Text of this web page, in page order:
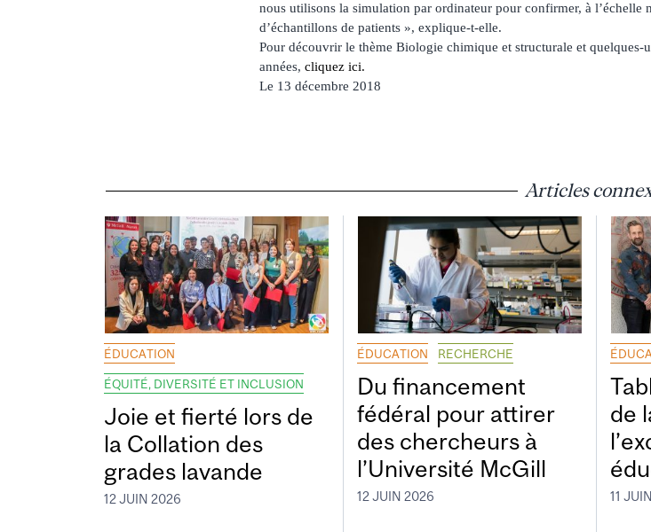
nous utilisons la simulation par ordinateur pour confirmer, à l’échelle
d’échantillons de patients », explique-t-elle.
Pour découvrir le thème Biologie chimique et structurale et quelques-
années, cliquez ici.
Le 13 décembre 2018
Articles
ÉDUCATION
ÉQUITÉ, DIVERSITÉ ET INCLUSION
Joie et fierté lors de
la Collation des
grades lavande
12 JUIN 2026
ÉDUCATION RECHERCHE
Du financement
fédéral pour attirer
des chercheurs à
l’Université McGill
12 JUIN 2026
de
11